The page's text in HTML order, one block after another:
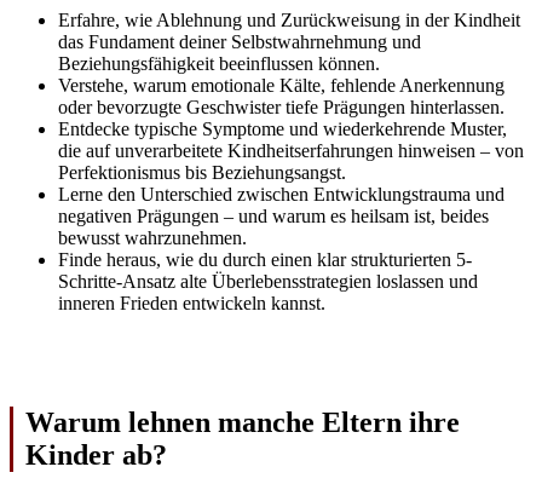
Erfahre, wie Ablehnung und Zurückweisung in der Kindheit
das Fundament deiner Selbstwahrnehmung und
Beziehungsfähigkeit beeinflussen können.
Verstehe, warum emotionale Kälte, fehlende Anerkennung
oder bevorzugte Geschwister tiefe Prägungen hinterlassen.
Entdecke typische Symptome und wiederkehrende Muster,
die auf unverarbeitete Kindheitserfahrungen hinweisen – von
Perfektionismus bis Beziehungsangst.
Lerne den Unterschied zwischen Entwicklungstrauma und
negativen Prägungen – und warum es heilsam ist, beides
bewusst wahrzunehmen.
Finde heraus, wie du durch einen klar strukturierten 5-
Schritte-Ansatz alte Überlebensstrategien loslassen und
inneren Frieden entwickeln kannst.
Warum lehnen manche Eltern ihre
Kinder ab?